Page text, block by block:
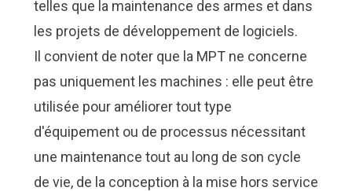
telles que la maintenance des armes et dans
les projets de développement de logiciels.
Il convient de noter que la MPT ne concerne
pas uniquement les machines : elle peut être
utilisée pour améliorer tout type
d'équipement ou de processus nécessitant
une maintenance tout au long de son cycle
de vie, de la conception à la mise hors service